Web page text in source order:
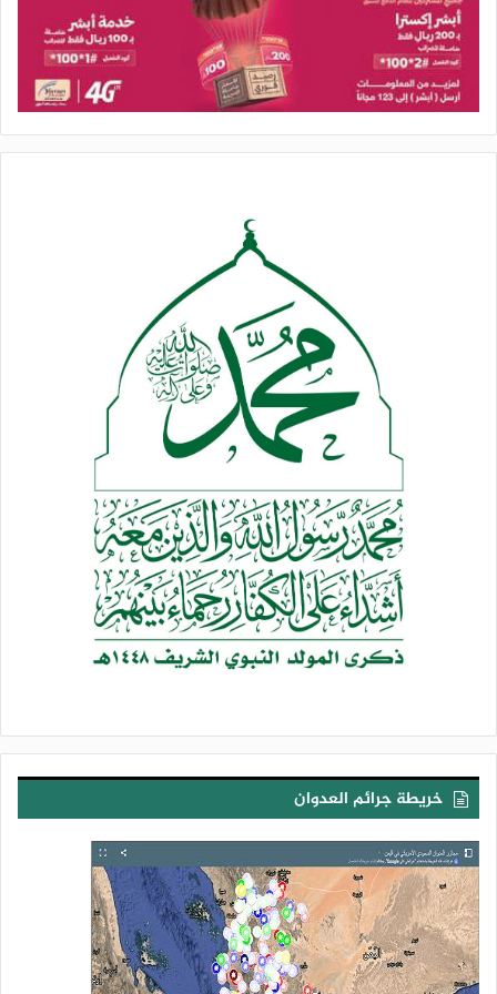
وفي 31 مايو عام 2017م، شن طيران العدوان في محافظة تعز
غارتين على منازل المواطنين أسفل تبة سوفتيل، وثلاث غارات على
تبة هائل في مديرية صالة، وغارة على معسكر خالد في مديرية موزع،
وغارتين على الحوبان.
وشن الطيران المعادي غارتين على مديرية كتاف في محافظة صعدة.
سبتمبر بالعاصمة صنعاء، وأربع غارات على منطقة الإمارة ووادي
الفحلوين بمديرية كتاف، وغارتين على منطقة الجعملة بمديرية مجز
في حين استهدف قصف صاروخي ومدفعي سعودي مناطق متفرقة
بمديرية باقم ومنطقة الغور بمديرية غمر الحدودية في المحافظة
باتجاه شمال وغرب حيس، ومشطوا بالمدفعية والعيارات الرشاشة
الخفيفة والمتوسطة الأحياء السكنية في شارعي صنعاء والخمسين
بمدينة الحديدة.
وفي محافظة الجوف شن طيران العدوان غارتين على مديرية
المتون، واستهدف بغارة ثالثة مزرعة مواطن في منطقة مزوية
بالمديرية نفسها.
جراء استهداف مرتزقة العدوان حي الزهور بمديرية الحالي في
محافظة الحديدة، كما استحدثوا تحصينات قتالية في منطقة كيلو16
بمديرية الدريهمي.
واستهدف طيران العدوان بأربع غارات مديرية باقم الحدودية، وشن
غارة على منطقة الفرع بمديرية كتاف في محافظة صعدة، فيما
تعرضت مناطق آهلة بالسكان في مديرية منبه الحدودية لقصف
صاروخي ومدفعي سعودي.
خريطة جرائم العدوان